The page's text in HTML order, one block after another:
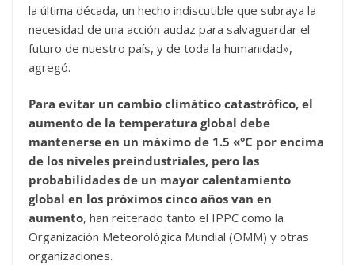
la última década, un hecho indiscutible que subraya la
necesidad de una acción audaz para salvaguardar el
futuro de nuestro país, y de toda la humanidad»,
agregó.
Para evitar un cambio climático catastrófico, el
aumento de la temperatura global debe
mantenerse en un máximo de 1.5 «°C por encima
de los niveles preindustriales, pero las
probabilidades de un mayor calentamiento
global en los próximos cinco años van en
aumento, han reiterado tanto el IPPC como la
Organización Meteorológica Mundial (OMM) y otras
organizaciones.